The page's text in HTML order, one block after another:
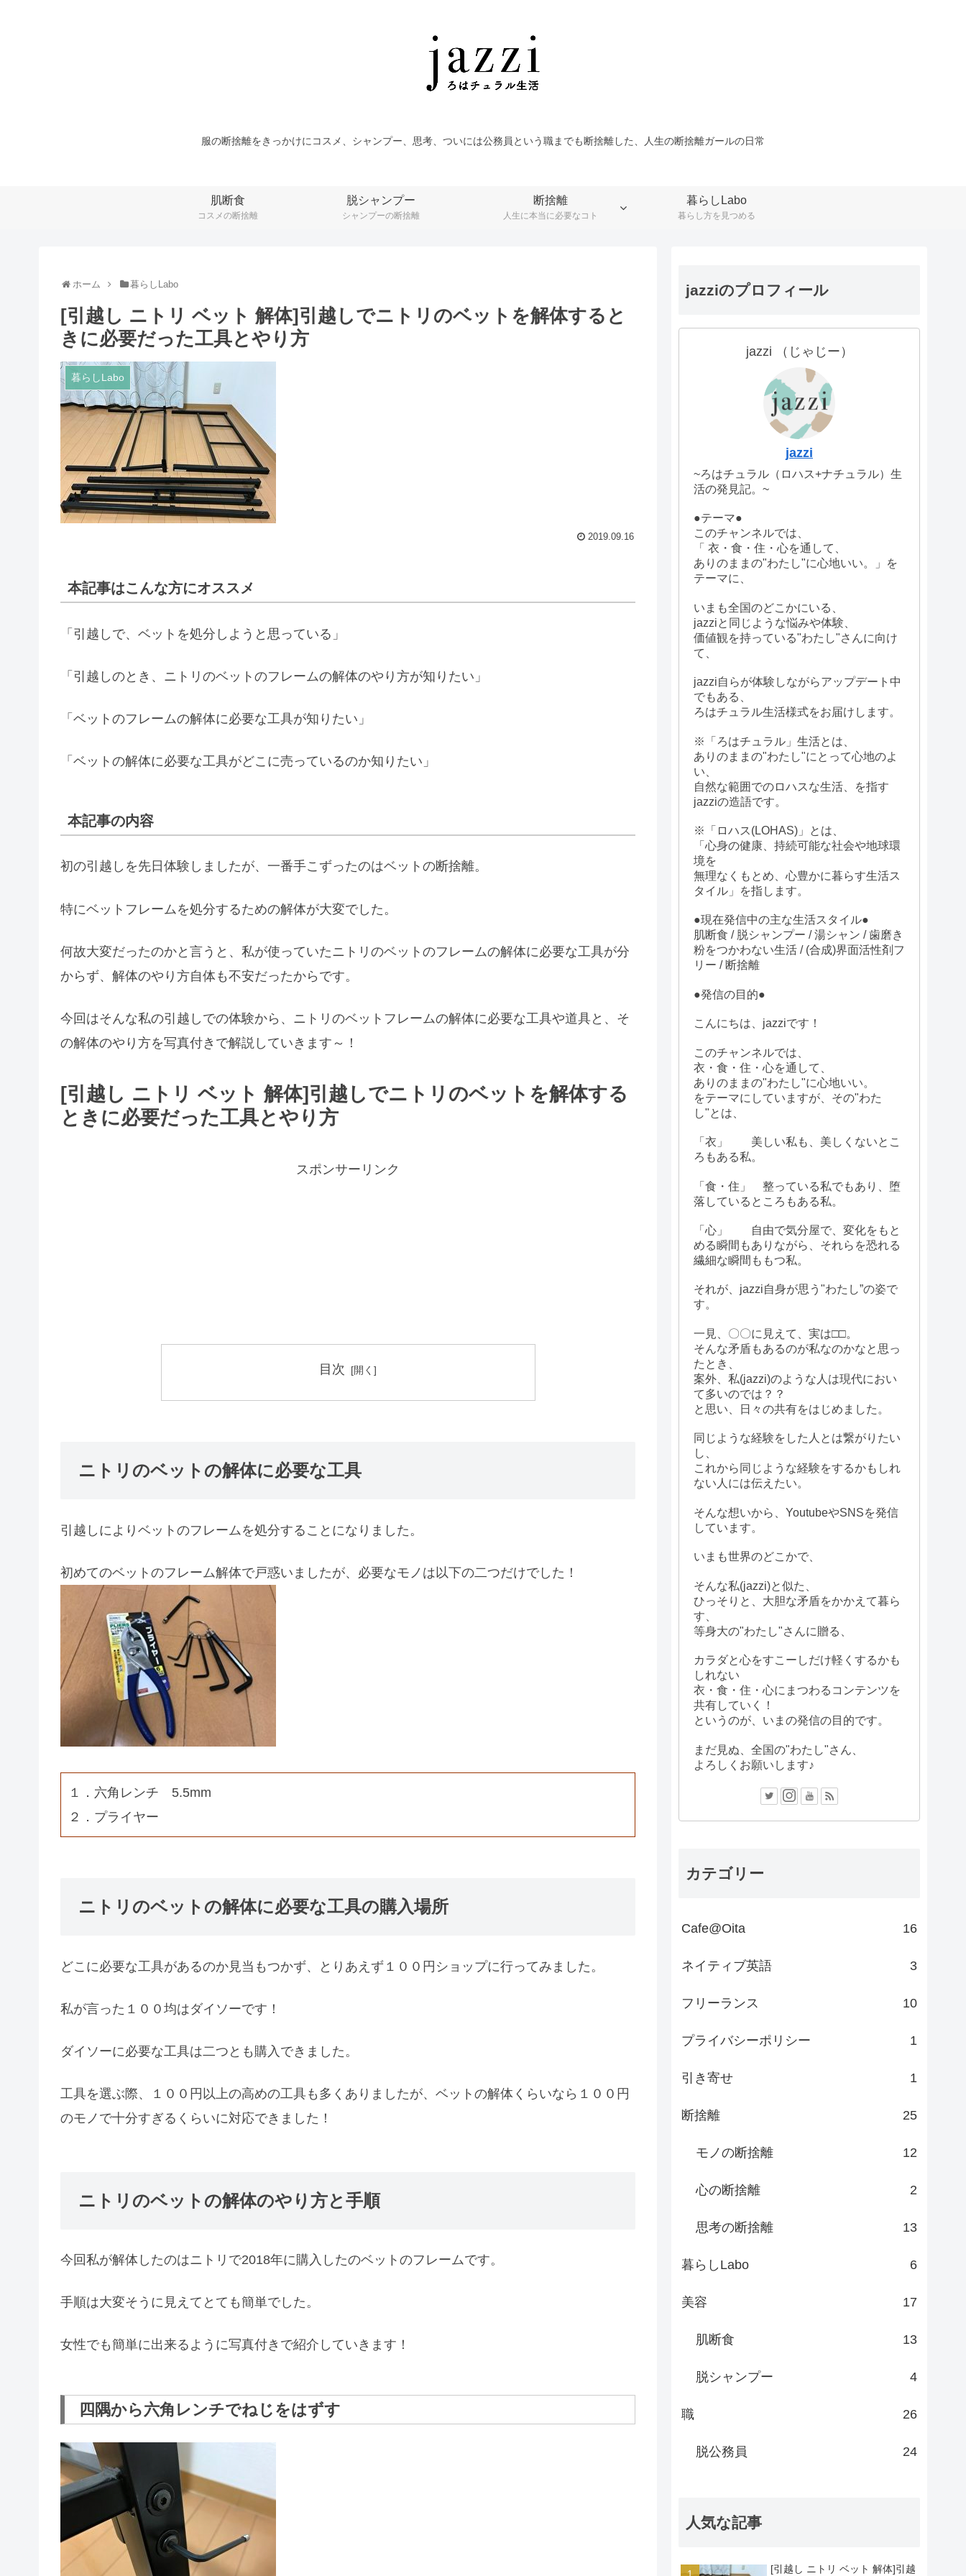
服の断捨離をきっかけにコスメ、シャンプー、思考、ついには公務員という職までも断捨離した、人生の断捨離ガールの日常
肌断食
コスメの断捨離
脱シャンプー
シャンプーの断捨離
断捨離
人生に本当に必要なコト
暮らしLabo
暮らし方を見つめる
ホーム 暮らしLabo
[引越し ニトリ ベット 解体]引越しでニトリのベットを解体すると
きに必要だった工具とやり方
暮らしLabo
2019.09.16
本記事はこんな方にオススメ
「引越しで、ベットを処分しようと思っている」
「引越しのとき、ニトリのベットのフレームの解体のやり方が知りたい」
「ベットのフレームの解体に必要な工具が知りたい」
「ベットの解体に必要な工具がどこに売っているのか知りたい」
本記事の内容
初の引越しを先日体験しましたが、一番手こずったのはベットの断捨離。
特にベットフレームを処分するための解体が大変でした。
何故大変だったのかと言うと、私が使っていたニトリのベットのフレームの解体に必要な工具が分
からず、解体のやり方自体も不安だったからです。
今回はそんな私の引越しでの体験から、ニトリのベットフレームの解体に必要な工具や道具と、そ
の解体のやり方を写真付きで解説していきます～！
[引越し ニトリ ベット 解体]引越しでニトリのベットを解体する
ときに必要だった工具とやり方
スポンサーリンク
目次
ニトリのベットの解体に必要な工具
引越しによりベットのフレームを処分することになりました。
初めてのベットのフレーム解体で戸惑いましたが、必要なモノは以下の二つだけでした！
１．六角レンチ 5.5mm
２．プライヤー
ニトリのベットの解体に必要な工具の購入場所
どこに必要な工具があるのか見当もつかず、とりあえず１００円ショップに行ってみました。
私が言った１００均はダイソーです！
ダイソーに必要な工具は二つとも購入できました。
工具を選ぶ際、１００円以上の高めの工具も多くありましたが、ベットの解体くらいなら１００円
のモノで十分すぎるくらいに対応できました！
ニトリのベットの解体のやり方と手順
今回私が解体したのはニトリで2018年に購入したのベットのフレームです。
手順は大変そうに見えてとても簡単でした。
女性でも簡単に出来るように写真付きで紹介していきます！
四隅から六角レンチでねじをはずす
jazziのプロフィール
jazzi （じゃじー）
jazzi
~ろはチュラル（ロハス+ナチュラル）生
活の発見記。~
●テーマ●
このチャンネルでは、
「 衣・食・住・心を通して、
ありのままの"わたし"に心地いい。」を
テーマに、
いまも全国のどこかにいる、
jazziと同じような悩みや体験、
価値観を持っている"わたし"さんに向け
て、
jazzi自らが体験しながらアップデート中
でもある、
ろはチュラル生活様式をお届けします。
※「ろはチュラル」生活とは、
ありのままの"わたし"にとって心地のよ
い、
自然な範囲でのロハスな生活、を指す
jazziの造語です。
※「ロハス(LOHAS)」とは、
「心身の健康、持続可能な社会や地球環
境を
無理なくもとめ、心豊かに暮らす生活ス
タイル」を指します。
●現在発信中の主な生活スタイル●
肌断食 / 脱シャンプー / 湯シャン / 歯磨き
粉をつかわない生活 / (合成)界面活性剤フ
リー / 断捨離
●発信の目的●
こんにちは、jazziです！
このチャンネルでは、
衣・食・住・心を通して、
ありのままの"わたし"に心地いい。
をテーマにしていますが、その"わた
し"とは、
「衣」 美しい私も、美しくないとこ
ろもある私。
「食・住」 整っている私でもあり、堕
落しているところもある私。
「心」 自由で気分屋で、変化をもと
める瞬間もありながら、それらを恐れる
繊細な瞬間ももつ私。
それが、jazzi自身が思う"わたし”の姿で
す。
一見、〇〇に見えて、実は□□。
そんな矛盾もあるのが私なのかなと思っ
たとき、
案外、私(jazzi)のような人は現代におい
て多いのでは？？
と思い、日々の共有をはじめました。
同じような経験をした人とは繋がりたい
し、
これから同じような経験をするかもしれ
ない人には伝えたい。
そんな想いから、YoutubeやSNSを発信
しています。
いまも世界のどこかで、
そんな私(jazzi)と似た、
ひっそりと、大胆な矛盾をかかえて暮ら
す、
等身大の"わたし"さんに贈る、
カラダと心をすこーしだけ軽くするかも
しれない
衣・食・住・心にまつわるコンテンツを
共有していく！
というのが、いまの発信の目的です。
まだ見ぬ、全国の"わたし"さん、
よろしくお願いします♪
カテゴリー
Cafe@Oita 16
ネイティブ英語 3
フリーランス 10
プライバシーポリシー 1
引き寄せ 1
断捨離 25
モノの断捨離 12
心の断捨離 2
思考の断捨離 13
暮らしLabo 6
美容 17
肌断食 13
脱シャンプー 4
職 26
脱公務員 24
人気な記事
[引越し ニトリ ベット 解体]引越